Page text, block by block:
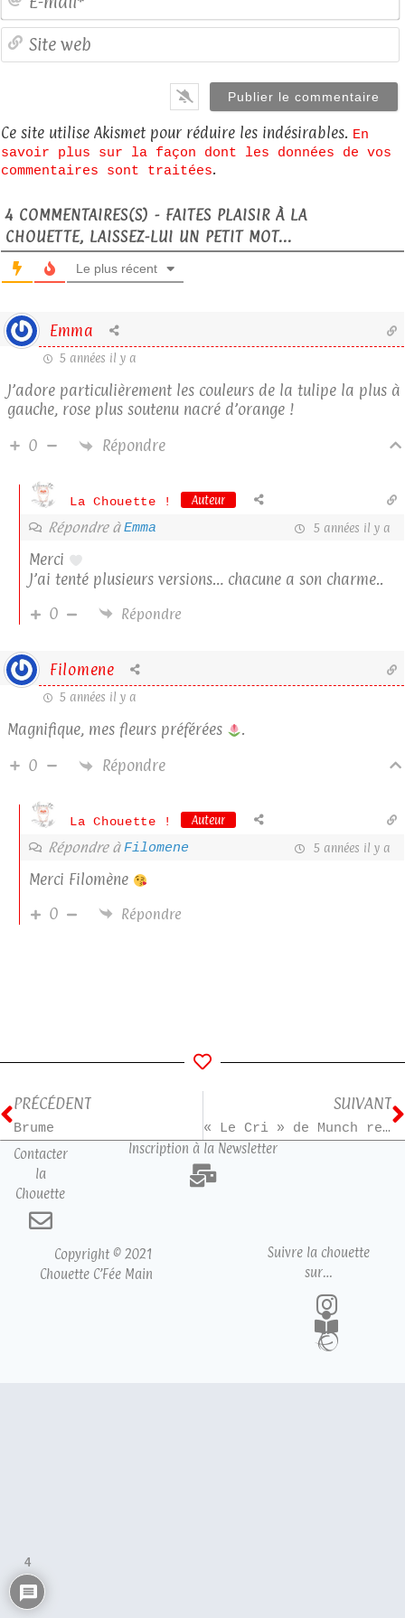
Ce site utilise Akismet pour réduire les indésirables. En
savoir plus sur la façon dont les données de vos
commentaires sont traitées.
4 COMMENTAIRES(S) - FAITES PLAISIR À LA
CHOUETTE, LAISSEZ-LUI UN PETIT MOT...
Le plus récent
Emma
5 années il y a
J’adore particulièrement les couleurs de la tulipe la plus à
gauche, rose plus soutenu nacré d’orange !
0
Répondre
La Chouette ! Auteur
Répondre àEmma 5 années il y a
Merci
J’ai tenté plusieurs versions… chacune a son charme..
0
Répondre
Filomene
5 années il y a
Magnifique, mes fleurs préférées
.
0
Répondre
La Chouette ! Auteur
Répondre àFilomene 5 années il y a
Merci Filomène
0
Répondre
PRÉCÉDENT
Brume
SUIVANT
« Le Cri » de Munch revisité
Contacter
la
Chouette
Inscription à la Newsletter
Copyright © 2021
Chouette C’Fée Main
Suivre la chouette
sur…
4